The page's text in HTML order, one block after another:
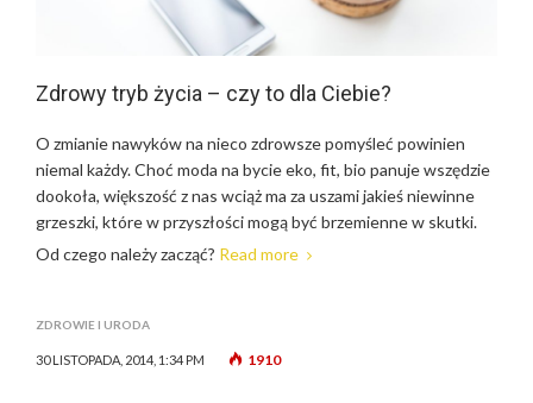
Zdrowy tryb życia – czy to dla Ciebie?
O zmianie nawyków na nieco zdrowsze pomyśleć powinien
niemal każdy. Choć moda na bycie eko, fit, bio panuje wszędzie
dookoła, większość z nas wciąż ma za uszami jakieś niewinne
grzeszki, które w przyszłości mogą być brzemienne w skutki.
Od czego należy zacząć? Read more
ZDROWIE I URODA
30 LISTOPADA, 2014, 1:34 PM 1910